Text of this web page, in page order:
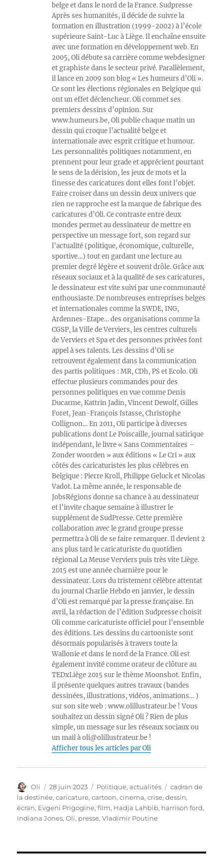
belge et dans le nord de la France. Sudpresse
Après ses humanités, il décide de suivre la
formation en illustration (1999-2002) à l’école
supérieure Saint-Luc à Liège. Il enchaîne ensuite
avec une formation en développement web. En
2005, Oli débute sa carrière comme webdesigner
et graphiste dans le secteur privé. Parallèlement,
il lance en 2009 son blog « Les humeurs d’Oli ».
Ce sont les élections régionales en Belgique qui
ont un effet déclencheur. Oli commet ses
premiers dessins d’opinion. Sur
www.humeurs.be, Oli publie chaque matin un
dessin qui croque l’actualité belge et
internationale avec esprit critique et humour.
Les personnalités politiques notamment, en
prennent pour leur grade et apprécient pourtant
le sens de la dérision, les jeux de mots et la
finesse des caricatures dont elles font l’objet.
Faire croiser dans un dessin deux univers que
rien ne rapproche est la marque de fabrique des
caricatures d’Oli. Ce contraste entre deux
mondes permet au dessinateur de mettre en
perspective un message fort, son regard sur
l’actualité (politique, économique, culturelle,
sportive…) tout en gardant une lecture au
premier degré légère et souvent drôle. Grâce aux
réseaux sociaux et à la qualité de ses caricatures,
le dessinateur est vite suivi par une communauté
enthousiaste. De nombreuses entreprises belges
et internationales comme la SWDE, ING,
Ardennes-Etape… des organisations comme la
CGSP, la Ville de Verviers, les centres culturels
de Verviers et Spa et des personnes privées font
appel à ses talents. Les dessins d’Oli se
retrouvent également dans la communication
des partis politiques : MR, CDh, PS et Ecolo. Oli
effectue plusieurs commandes pour des
personnes politiques en vue comme Denis
Ducarme, Kattrin Jadin, Vincent Dewolf, Gilles
Foret, Jean-François Istasse, Christophe
Collignon… En 2011, Oli participe à diverses
publications dont Le Poiscaille, journal satirique
indépendant, le livre « Sans Commentaires –
Zonder woorden » aux éditions « Le Cri » aux
côtés des caricaturistes les plus célèbres en
Belgique : Pierre Kroll, Philippe Geluck et Nicolas
Vadot. La même année, le responsable de
JobsRégions donne sa chance à au dessinateur
et l’invite chaque semaine à illustrer le
supplément de SudPresse. Cette première
collaboration avec le grand groupe presse
permettra à Oli de se faire remarquer. Il devient 2
ans plus tard le caricaturiste du quotidien
régional La Meuse Verviers puis très vite Liège.
2015 est une année charnière pour le
dessinateur. Lors du tristement célèbre attentat
du journal Charlie Hebdo en janvier, le dessin
d’Oli est remarqué par la presse française. En
avril, la rédaction de l’édition Sudpresse choisit
Oli comme caricaturiste officiel pour l’ensemble
des éditions. Les dessins du cartooniste sont
désormais popularisés à travers toute la
Wallonie et dans le nord de la France. Oli est
également invité comme orateur de clôture au
TEDxLiège 2015 sur le thème Moonshot. Enfin,
il présente quelques autres travaux (bandes
dessinées, illustrations, vidéos, animations… )
sur son site web : www.olillustrateur.be ! Vous
souhaitez un dessin signé Oli ? Rien de plus
simple, un message sur les réseaux sociaux ou
un mail à oli@olillustrateur.be !
Afficher tous les articles par Oli
Auteur
Oli
Publié
le
28 juin 2023 Catégories
Politique, actualités Étiquettes
cadran de
la destinée,caricature,cartoon,cinema,crise,dessin,
écran, Evgeni Prigogine,film, Hadja Lahbib, harrison ford,
Indiana Jones,Oli, presse,Vladimir Poutine